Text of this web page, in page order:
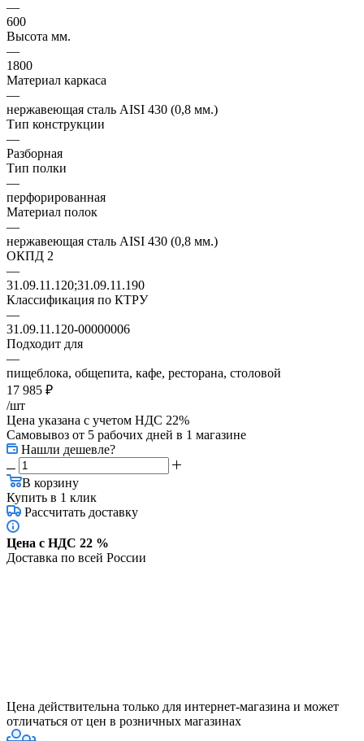
—
600
Высота мм.
—
1800
Материал каркаса
—
нержавеющая сталь AISI 430 (0,8 мм.)
Тип конструкции
—
Разборная
Тип полки
—
перфорированная
Материал полок
—
нержавеющая сталь AISI 430 (0,8 мм.)
ОКПД 2
—
31.09.11.120;31.09.11.190
Классификация по КТРУ
—
31.09.11.120-00000006
Подходит для
—
пищеблока, общепита, кафе, ресторана, столовой
17 985 ₽
/шт
Цена указана с учетом НДС 22%
Самовывоз от 5 рабочих дней в 1 магазине
Нашли дешевле?
В корзину
Купить в 1 клик
Рассчитать доставку
Цена с НДС 22 %
Доставка по всей России
Цена действительна только для интернет-магазина и может
отличаться от цен в розничных магазинах